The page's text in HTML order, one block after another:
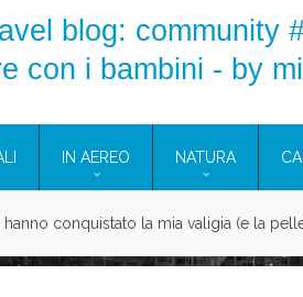
blog: community
con i bambini - by
IN AEREO NATURA